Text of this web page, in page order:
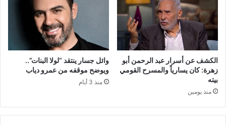
الكشف عن أسرار عبد الرحمن أبو
زهرة: كان يسارياً والمسرح القومي
بيته
منذ يومين
وائل جسار ينتقد “لولا البنات”..
ويوضح موقفه من عمرو دياب
منذ 3 أيام